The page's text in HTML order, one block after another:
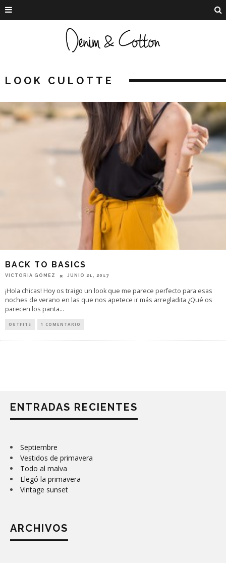
LOOK CULOTTE
BACK TO BASICS
VICTORIA GÓMEZ JUNIO 21, 2017
¡Hola chicas! Hoy os traigo un look que me parece perfecto para esas
noches de verano en las que nos apetece ir más arregladita ¿Qué os
parecen los panta...
OUTFITS 1 COMENTARIO
ENTRADAS RECIENTES
Septiembre
Vestidos de primavera
Todo al malva
Llegó la primavera
Vintage sunset
ARCHIVOS